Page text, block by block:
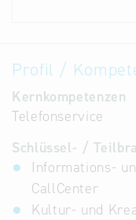
Profil /
Kernkompetenzen
Telefonservice
Schlüssel- /
Informations-
CallCenter
Kultur- und